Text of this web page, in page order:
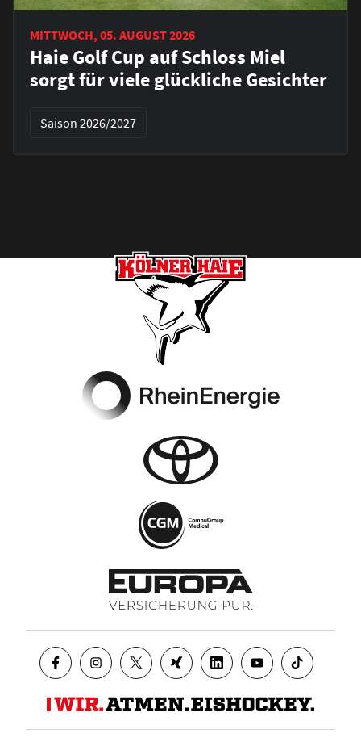
MITTWOCH, 05. AUGUST 2026
Haie Golf Cup auf Schloss Miel
sorgt für viele glückliche Gesichter
Saison 2026/2027